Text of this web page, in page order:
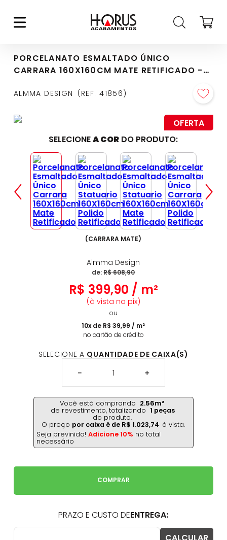
PORCELANATO ESMALTADO ÚNICO
CARRARA 160X160CM MATE RETIFICADO -
ALMMA DESIGN REF:41856
OFERTA
SELECIONEA COR DO PRODUTO:
(CARRARA MATE)
Almma Design
de:R$608,90
R$ 399,90 / m²
(à vista no pix)
ou
10x de R$ 39,99 / m²
no cartão de crédito
SELECIONE A QUANTIDADE DE CAIXA(S)
＋
－
Você está comprando 2.56m²
de revestimento, totalizando 1 peças
do produto.
O preço por caixa é de R$ 1.023,74 à vista.
Seja previnido!Adicione 10% no total
necessário
COMPRAR